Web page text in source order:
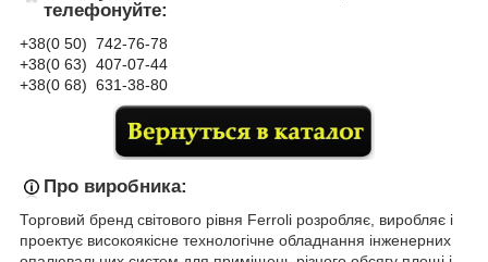
телефонуйте:
+38(0 50) 742-76-78
+38(0 63) 407-07-44
+38(0 68) 631-38-80
Про виробника:
Торговий бренд світового рівня Ferroli розробляє, виробляє і
проектує високоякісне технологічне обладнання інженерних